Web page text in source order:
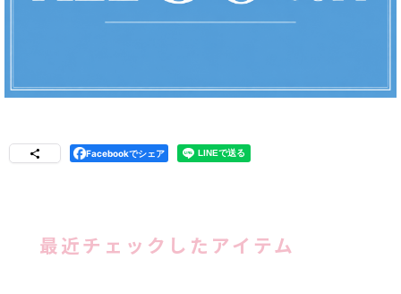
Facebookでシェア
最近チェックしたアイテム